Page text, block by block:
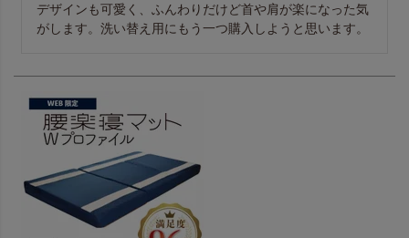
デザインも可愛く、ふんわりだけど首や肩が楽になった気
がします。洗い替え用にもう一つ購入しようと思います。